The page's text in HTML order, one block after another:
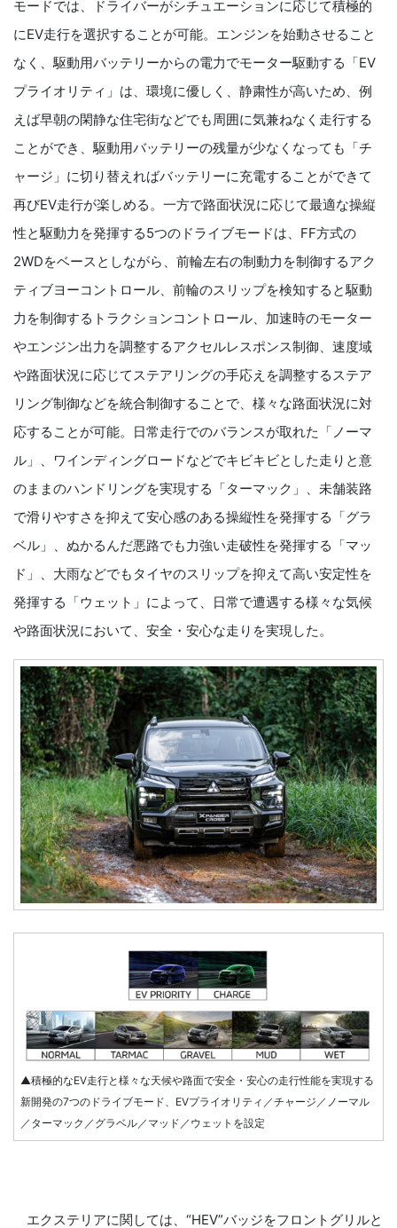
モードでは、ドライバーがシチュエーションに応じて積極的
にEV走行を選択することが可能。エンジンを始動させること
なく、駆動用バッテリーからの電力でモーター駆動する「EV
プライオリティ」は、環境に優しく、静粛性が高いため、例
えば早朝の閑静な住宅街などでも周囲に気兼ねなく走行する
ことができ、駆動用バッテリーの残量が少なくなっても「チ
ャージ」に切り替えればバッテリーに充電することができて
再びEV走行が楽しめる。一方で路面状況に応じて最適な操縦
性と駆動力を発揮する5つのドライブモードは、FF方式の
2WDをベースとしながら、前輪左右の制動力を制御するアク
ティブヨーコントロール、前輪のスリップを検知すると駆動
力を制御するトラクションコントロール、加速時のモーター
やエンジン出力を調整するアクセルレスポンス制御、速度域
や路面状況に応じてステアリングの手応えを調整するステア
リング制御などを統合制御することで、様々な路面状況に対
応することが可能。日常走行でのバランスが取れた「ノーマ
ル」、ワインディングロードなどでキビキビとした走りと意
のままのハンドリングを実現する「ターマック」、未舗装路
で滑りやすさを抑えて安心感のある操縦性を発揮する「グラ
ベル」、ぬかるんだ悪路でも力強い走破性を発揮する「マッ
ド」、大雨などでもタイヤのスリップを抑えて高い安定性を
発揮する「ウェット」によって、日常で遭遇する様々な気候
や路面状況において、安全・安心な走りを実現した。
▲積極的なEV走行と様々な天候や路面で安全・安心の走行性能を実現する
新開発の7つのドライブモード、EVプライオリティ／チャージ／ノーマル
／ターマック／グラベル／マッド／ウェットを設定
エクステリアに関しては、“HEV”バッジをフロントグリルと